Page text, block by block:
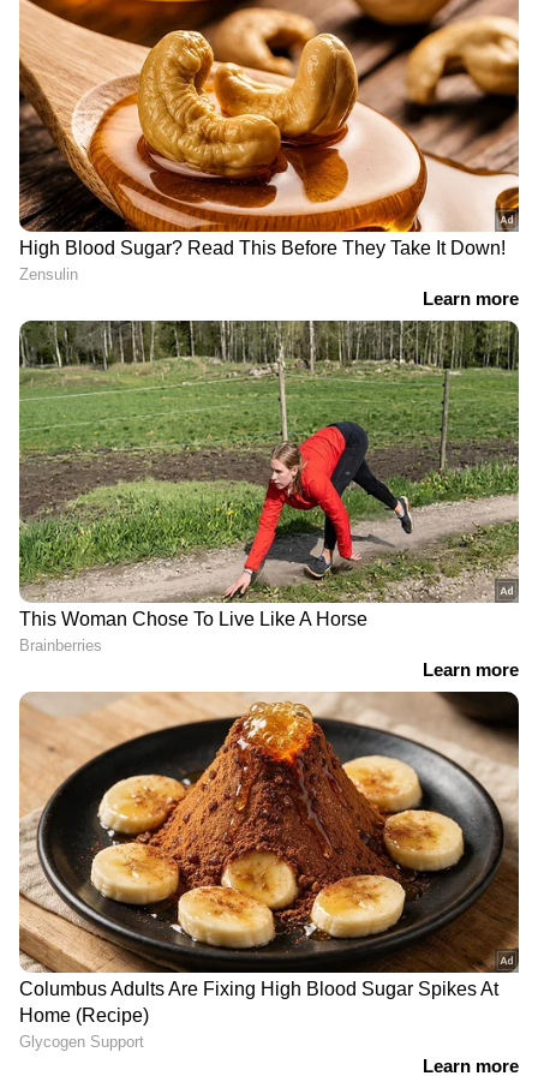
ഏഷ്യാനെറ്റ് ന്യൂസ് ലൈവ് യൂട്യൂബിൽ
കാണാം
DOWNLOAD APP
RECOMMENDED STORIES
ബാങ്ക് സെക്യൂരിറ്റി
ജീവനക്കാരന്‍റെ ഫോണും
ബാഗും മോഷ്ടിച്ചു, യുവാവ്
ഫോർട്ട് പൊലീസിന്‍റെ
പിടിയിൽ
ഭാര്യയെ തടവിലാക്കി,
ഇരിക്കാൻ സമ്മതിക്കാതെ
കുനിച്ച് നിർത്തിയത് 4
മണിക്കൂർ, രക്ഷപെട്ട
ഓടിയ ഭാര്യയെ
കുത്തിവീഴ്ത്തി ഭർത്താവ്
അറസ്റ്റിൽ
ഒളിഞ്ഞും തെളിഞ്ഞും
സ്കൂൾ പരിസരങ്ങളിൽ
അതിക്രമിച്ചു കയറി